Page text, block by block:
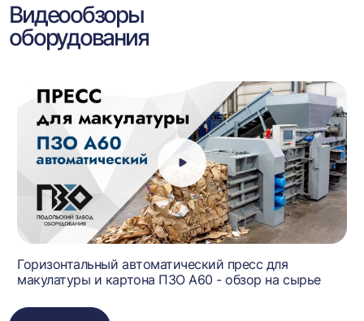
Видеообзоры
оборудования
Горизонтальный автоматический пресс для
макулатуры и картона ПЗО А60 - обзор на сырье